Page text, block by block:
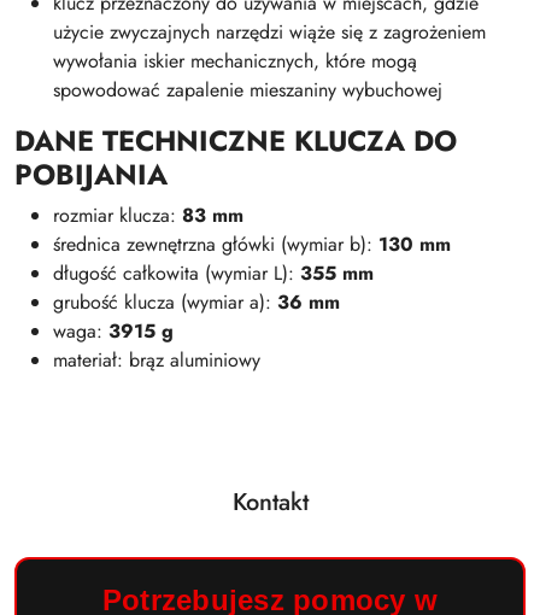
użycie zwyczajnych narzędzi wiąże się z zagrożeniem
wywołania iskier mechanicznych, które mogą
spowodować zapalenie mieszaniny wybuchowej
DANE TECHNICZNE KLUCZA DO
POBIJANIA
rozmiar klucza: 83 mm
średnica zewnętrzna główki (wymiar b): 130 mm
długość całkowita (wymiar L): 355 mm
grubość klucza (wymiar a): 36 mm
waga: 3915 g
materiał: brąz aluminiowy
Kontakt
Potrzebujesz pomocy w